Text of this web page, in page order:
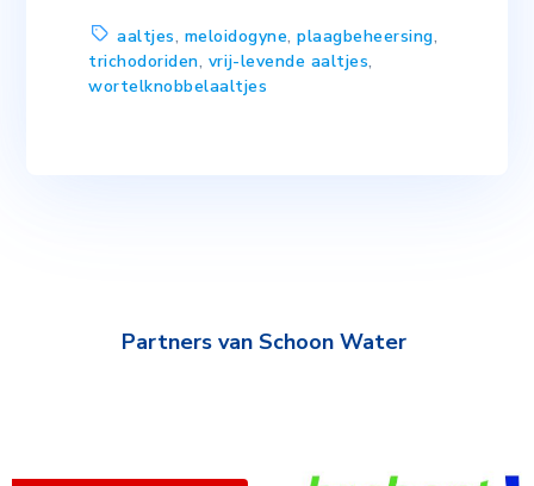
aaltjes, meloidogyne,plaagbeheersing,
trichodoriden, vrij-levende aaltjes,
wortelknobbelaaltjes
Partners van Schoon Water